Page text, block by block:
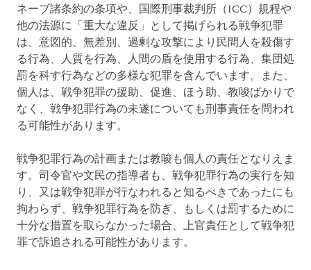
ネーブ諸条約の条項や、国際刑事裁判所（ICC）規程や
他の法源に「重大な違反」として掲げられる戦争犯罪
は、意図的、無差別、過剰な攻撃により民間人を殺傷す
る行為、人質を行為、人間の盾を使用する行為、集団処
罰を科す行為などの多様な犯罪を含んでいます。また、
個人は、戦争犯罪の援助、促進、ほう助、教唆ばかりで
なく、戦争犯罪行為の未遂についても刑事責任を問われ
る可能性があります。
戦争犯罪行為の計画または教唆も個人の責任となりえま
す。司令官や文民の指導者も、戦争犯罪行為の実行を知
り、又は戦争犯罪が行なわれると知るべきであったにも
拘わらず、戦争犯罪行為を防ぎ、もしくは罰するために
十分な措置を取らなかった場合、上官責任として戦争犯
罪で訴追される可能性があります。